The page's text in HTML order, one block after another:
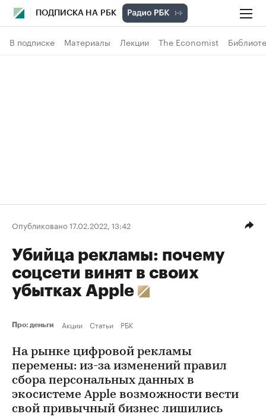
ПОДПИСКА НА РБК
В подписке Материалы Лекции The Economist
Опубликовано 17.02.2022, 13:42
Убийца рекламы: почему
соцсети винят в своих
убытках Apple
Про: деньги Акции Статьи РБК
На рынке цифровой рекламы
перемены: из-за изменений правил
сбора персональных данных в
экосистеме Apple возможности вести
свой привычный бизнес лишились